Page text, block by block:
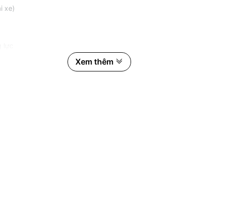
xe)
phanh) chất lượng.
Xem thêm